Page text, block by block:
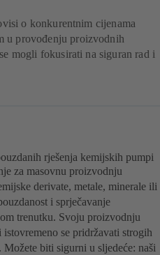
o konkurentnim cijenama
u provođenju proizvodnih
mogli fokusirati na siguran rad i
rješenja kemijskih pumpi
za masovnu proizvodnju
derivate, metale, minerale ili
i sprječavanje
trenutku. Svoju proizvodnju
se pridržavati strogih
biti sigurni u sljedeće: naši